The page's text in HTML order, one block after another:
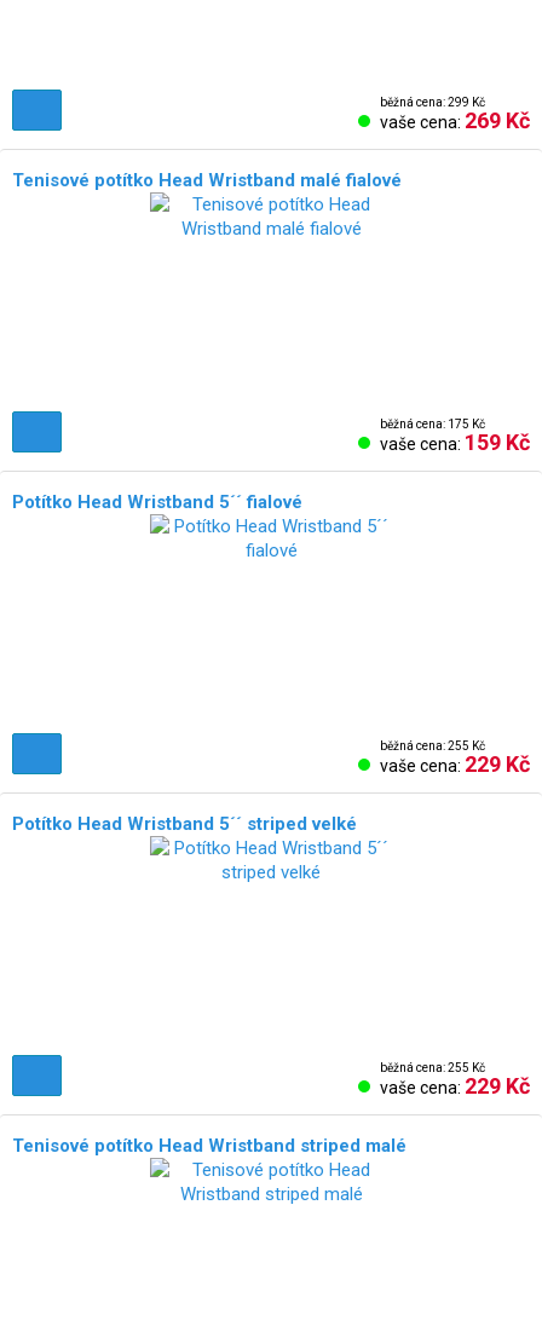
běžná cena: 299 Kč
vaše cena: 269 Kč
Tenisové potítko Head Wristband malé fialové
běžná cena: 175 Kč
vaše cena: 159 Kč
Potítko Head Wristband 5´´ fialové
běžná cena: 255 Kč
vaše cena: 229 Kč
Potítko Head Wristband 5´´ striped velké
běžná cena: 255 Kč
vaše cena: 229 Kč
Tenisové potítko Head Wristband striped malé